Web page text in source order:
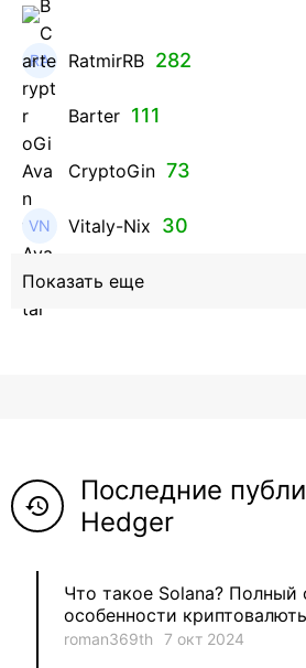
RatmirRB 282
Barter 111
CryptoGin 73
Vitaly-Nix 30
Hanna_Zolo4evskaya
Neftegrad 5
Evgeniy 3
history
Последние
Hedger
Что такое Solana? Полный
особенности
roman369th 7 окт 2024